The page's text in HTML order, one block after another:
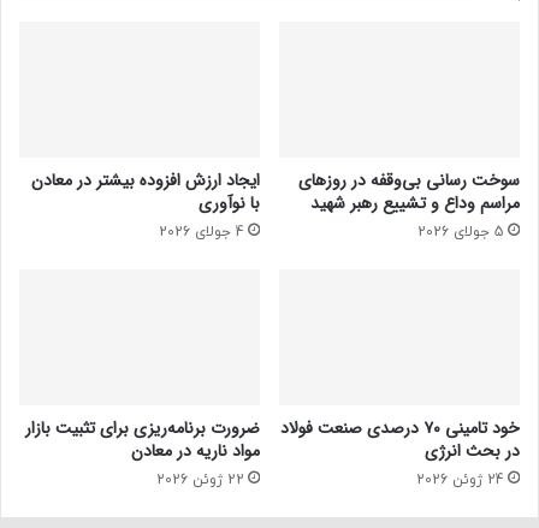
سوخت رسانی بی‌وقفه در روز‌های
مراسم وداع و تشییع رهبر شهید
5 جولای 2026
ایجاد ارزش افزوده بیشتر در معادن
با نوآوری
4 جولای 2026
خود تامینی ۷۰ درصدی صنعت فولاد
در بحث انرژی
24 ژوئن 2026
ضرورت برنامه‌ریزی برای تثبیت بازار
مواد ناریه در معادن
22 ژوئن 2026